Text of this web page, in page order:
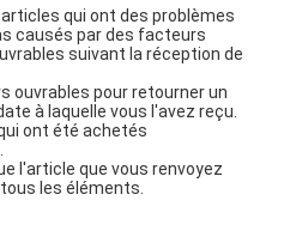
qui ont des problèmes
causés par des facteurs
suivant la réception de
ouvrables pour retourner un
à laquelle vous l'avez reçu.
ont été achetés
l'article que vous renvoyez
les éléments.